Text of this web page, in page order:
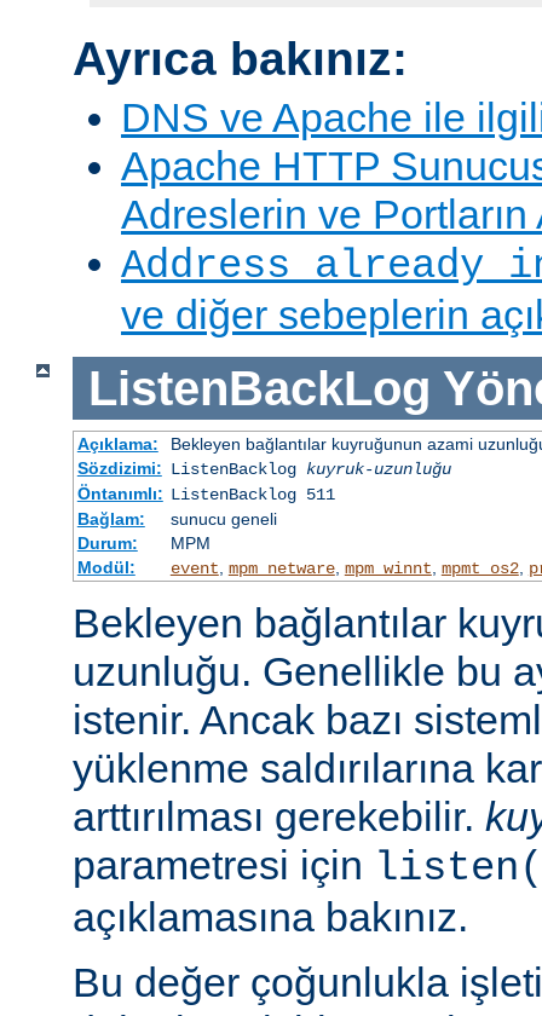
Ayrıca bakınız:
DNS ve Apache ile
Apache HTTP
Adreslerin ve Portların
Address already
ve diğer sebeplerin
ListenBackLog
Açıklama:
Bekleyen bağlantılar kuyruğunun azami
Sözdizimi: ListenBacklog kuyruk-uzunluğu
Öntanımlı: ListenBacklog 511
Bağlam:
sunucu geneli
Durum:
MPM
Modül:
event, mpm_netware, mpm_winnt, mpmt_os2,
Bekleyen bağlantılar
uzunluğu. Genellikle bu
istenir. Ancak bazı
yüklenme saldırılarına
arttırılması gerekebilir.
parametresi için
açıklamasına bakınız.
Bu değer çoğunlukla